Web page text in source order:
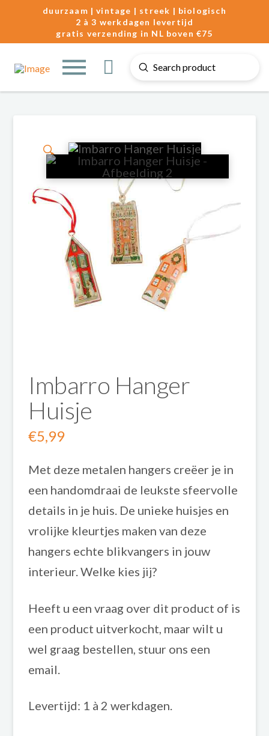
duurzaam | vintage | streek | biologisch
2 à 3 werkdagen levertijd
gratis verzending in NL boven €75
Search
Submit
🔍
Imbarro Hanger
Huisje
€5,99
Met deze metalen hangers creëer je in
een handomdraai de leukste sfeervolle
details in je huis. De unieke huisjes en
vrolijke kleurtjes maken van deze
hangers echte blikvangers in jouw
interieur. Welke kies jij?
Heeft u een vraag over dit product of is
een product uitverkocht, maar wilt u
wel graag bestellen, stuur ons een
email.
Levertijd: 1 à 2 werkdagen.